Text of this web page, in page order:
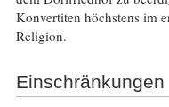
Konvertiten höchstens im
Religion.